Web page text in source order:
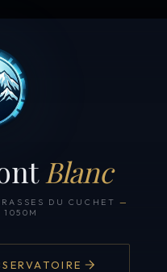
Blanc
DU CUCHET —
1050M